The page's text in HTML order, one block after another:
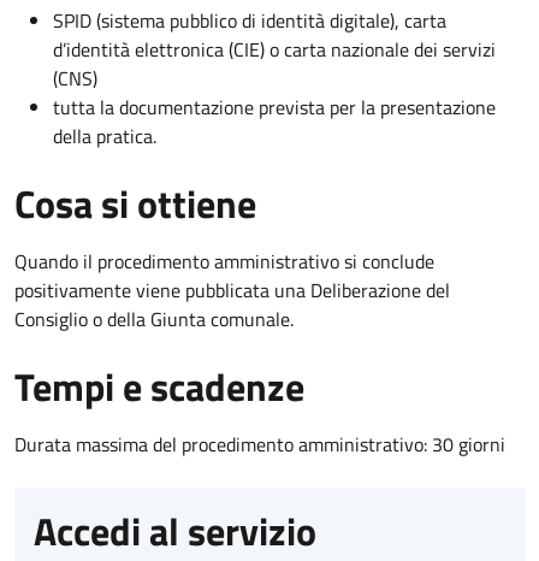
SPID (sistema pubblico di identità digitale), carta
d’identità elettronica (CIE) o carta nazionale dei servizi
(CNS)
tutta la documentazione prevista per la presentazione
della pratica.
Cosa si ottiene
Quando il procedimento amministrativo si conclude
positivamente viene pubblicata una Deliberazione del
Consiglio o della Giunta comunale.
Tempi e scadenze
Durata massima del procedimento amministrativo: 30 giorni
Accedi al servizio